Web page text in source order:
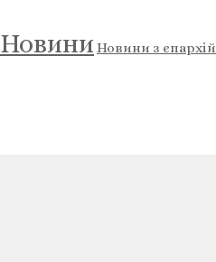
Новини Новини з єпархій